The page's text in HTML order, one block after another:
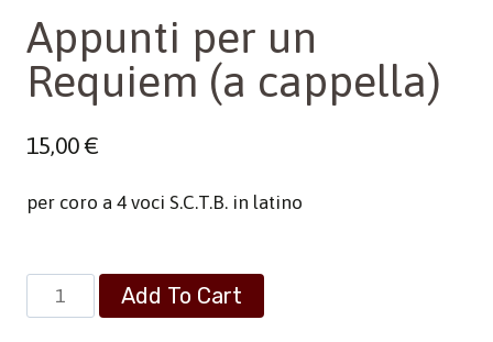
Appunti per un
Requiem (a cappella)
15,00€
per coro a 4 voci S.C.T.B. in latino
Appunti
per
Add To Cart